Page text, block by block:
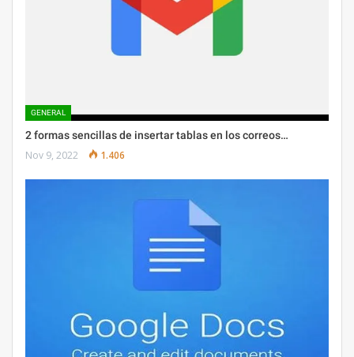
GENERAL
2 formas sencillas de insertar tablas en los correos…
Nov 9, 2022 1.406